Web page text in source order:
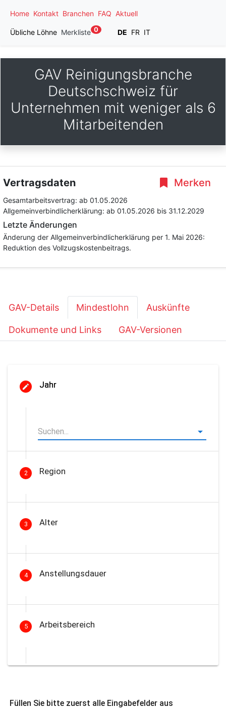
Home Kontakt Branchen FAQ Aktuell
Übliche Löhne Merkliste 0 DE FR IT
GAV Reinigungsbranche
Deutschschweiz für
Unternehmen mit weniger als 6
Mitarbeitenden
Merken
Vertragsdaten
Gesamtarbeitsvertrag: ab 01.05.2026
Allgemeinverbindlicherklärung: ab 01.05.2026 bis 31.12.2029
Letzte Änderungen
Änderung der Allgemeinverbindlicherklärung per 1. Mai 2026:
Reduktion des Vollzugskostenbeitrags.
GAV-Details Mindestlohn Auskünfte
Dokumente und Links GAV-Versionen
Jahr
2 Region
3 Alter
4 Anstellungsdauer
5 Arbeitsbereich
Füllen Sie bitte zuerst alle Eingabefelder aus